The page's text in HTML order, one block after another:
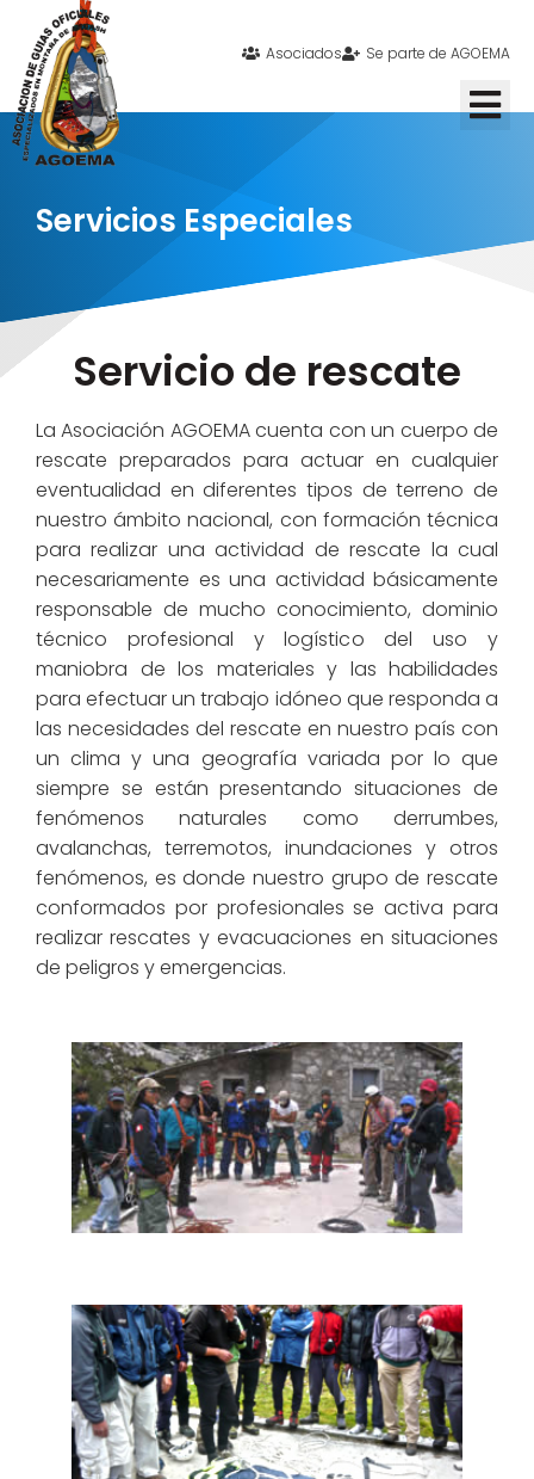
Asociados Se parte de AGOEMA
Servicios Especiales
Servicio de rescate
La Asociación AGOEMA cuenta con un cuerpo de
rescate preparados para actuar en cualquier
eventualidad en diferentes tipos de terreno de
nuestro ámbito nacional, con formación técnica
para realizar una actividad de rescate la cual
necesariamente es una actividad básicamente
responsable de mucho conocimiento, dominio
técnico profesional y logístico del uso y
maniobra de los materiales y las habilidades
para efectuar un trabajo idóneo que responda a
las necesidades del rescate en nuestro país con
un clima y una geografía variada por lo que
siempre se están presentando situaciones de
fenómenos naturales como derrumbes,
avalanchas, terremotos, inundaciones y otros
fenómenos, es donde nuestro grupo de rescate
conformados por profesionales se activa para
realizar rescates y evacuaciones en situaciones
de peligros y emergencias.